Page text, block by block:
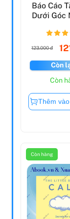
Báo Cáo
Dưới Góc
Buffett...
123.000 đ
Còn
Còn
Thêm
Còn hàng